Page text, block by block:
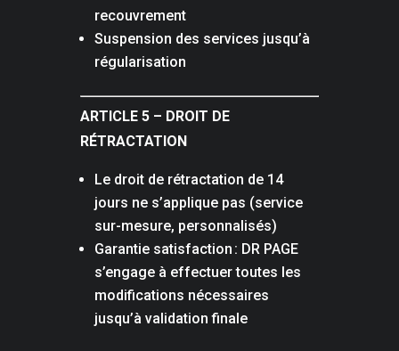
recouvrement
Suspension des services jusqu’à
régularisation
ARTICLE 5 – DROIT DE
RÉTRACTATION
Le droit de rétractation de 14
jours ne s’applique pas (service
sur-mesure, personnalisés)
Garantie satisfaction : DR PAGE
s’engage à effectuer toutes les
modifications nécessaires
jusqu’à validation finale